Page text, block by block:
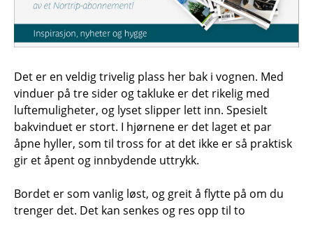
Det er en veldig trivelig plass her bak i vognen. Med
vinduer på tre sider og takluke er det rikelig med
luftemuligheter, og lyset slipper lett inn. Spesielt
bakvinduet er stort. I hjørnene er det laget et par
åpne hyller, som til tross for at det ikke er så praktisk
gir et åpent og innbydende uttrykk.
Bordet er som vanlig løst, og greit å flytte på om du
trenger det. Det kan senkes og res opp til to